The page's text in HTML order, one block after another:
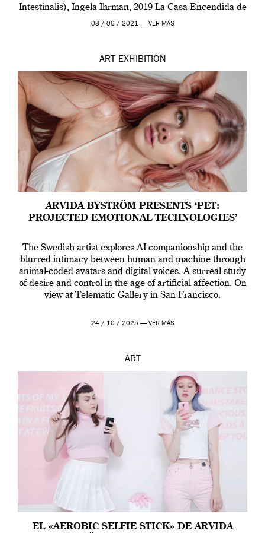
Intestinalis), Ingela Ihrman, 2019 La Casa Encendida de
Madrid y la Wellcome […]
08 / 06 / 2021 — VER MÁS
ART EXHIBITION
ARVIDA BYSTRÖM PRESENTS ‘PET:
PROJECTED EMOTIONAL TECHNOLOGIES’
The Swedish artist explores AI companionship and the
blurred intimacy between human and machine through
animal-coded avatars and digital voices. A surreal study
of desire and control in the age of artificial affection. On
view at Telematic Gallery in San Francisco.
24 / 10 / 2025 — VER MÁS
ART
EL «AEROBIC SELFIE STICK» DE ARVIDA